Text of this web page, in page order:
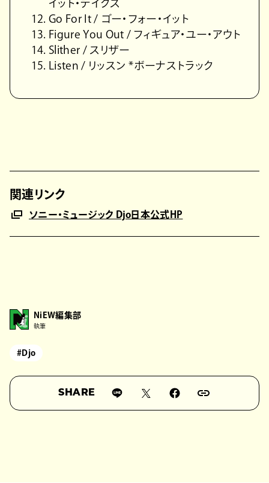
イット・テイクス
Go For It / ゴー・フォー・イット
Figure You Out / フィギュア・ユー・アウト
Slither / スリザー
Listen / リッスン *ボーナストラック
関連リンク
ソニー・ミュージック Djo日本公式HP
NiEW編集部
執筆
#Djo
SHARE